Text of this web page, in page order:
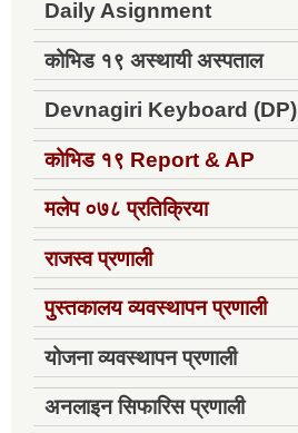
Daily Asignment
कोभिड १९ अस्थायी अस्पताल
Devnagiri Keyboard (DP)
कोभिड १९ Report & AP
मलेप ०७८ प्रतिक्रिया
राजस्व प्रणाली
पुस्तकालय व्यवस्थापन प्रणाली
योजना व्यवस्थापन प्रणाली
अनलाइन सिफारिस प्रणाली